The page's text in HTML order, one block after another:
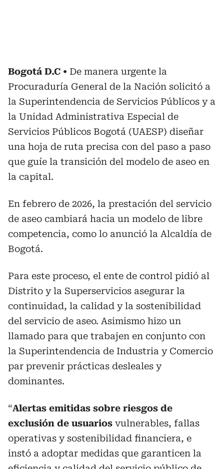
Bogotá D.C
De manera urgente la
Procuraduría General de la Nación solicitó a
la Superintendencia de Servicios Públicos y a
la Unidad Administrativa Especial de
Servicios Públicos Bogotá (UAESP) diseñar
una hoja de ruta precisa con del paso a paso
que guíe la transición del modelo de aseo en
la capital.
En febrero de 2026, la prestación del servicio
de aseo cambiará hacia un modelo de libre
competencia, como lo anunció la Alcaldía de
Bogotá.
Para este proceso, el ente de control pidió al
Distrito y la Superservicios asegurar la
continuidad, la calidad y la sostenibilidad
del servicio de aseo. Asimismo hizo un
llamado para que trabajen en conjunto con
la Superintendencia de Industria y Comercio
par prevenir prácticas desleales y
dominantes.
“Alertas emitidas sobre riesgos de
exclusión de usuarios vulnerables, fallas
operativas y sostenibilidad financiera, e
instó a adoptar medidas que garanticen la